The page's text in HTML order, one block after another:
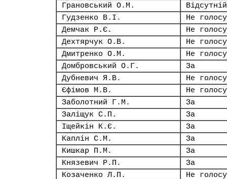
Грановський О.М.
Відсутній
Гудзенко В.І.
Не
Демчак Р.Є.
Не
Дехтярчук О.В.
Не
Дмитренко О.М.
Не
Домбровський О.Г.
За
Дубневич Я.В.
Не
Єфімов М.В.
Не
Заболотний Г.М.
За
Заліщук С.П.
За
Іщейкін К.Є.
За
Каплін С.М.
За
Кишкар П.М.
За
Князевич Р.П.
За
Козаченко Л.П.
Не